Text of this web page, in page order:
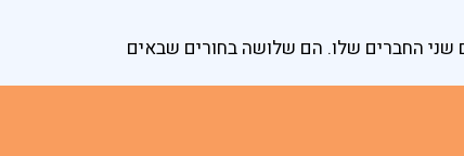
החברים שלו. הם שלושה בחורים שבאים